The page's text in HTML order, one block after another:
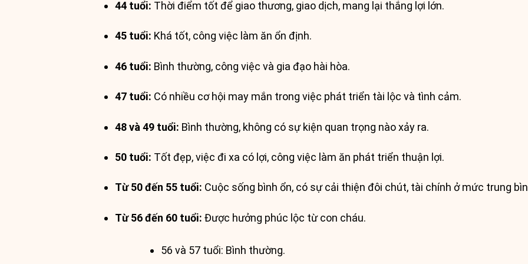
44 tuổi: Thời điểm tốt để giao thương, giao dịch, mang lại thắng lợi lớn.
45 tuổi: Khá tốt, công việc làm ăn ổn định.
46 tuổi: Bình thường, công việc và gia đạo hài hòa.
47 tuổi: Có nhiều cơ hội may mắn trong việc phát triển tài lộc và tình cảm.
48 và 49 tuổi: Bình thường, không có sự kiện quan trọng nào xảy ra.
50 tuổi: Tốt đẹp, việc đi xa có lợi, công việc làm ăn phát triển thuận lợi.
Từ 50 đến 55 tuổi: Cuộc sống bình ổn, có sự cải thiện đôi chút, tài chính ở mức trung
Từ 56 đến 60 tuổi: Được hưởng phúc lộc từ con cháu.
56 và 57 tuổi: Bình thường.